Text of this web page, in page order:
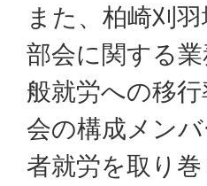
また、柏崎刈
部会に関する
般就労への移
会の構成メン
者就労を取り